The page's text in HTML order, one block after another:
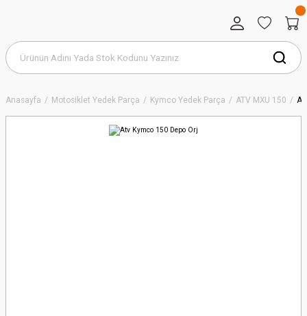
Anasayfa Motosiklet Yedek Parça Kymco Yedek Parça ATV MXU 150